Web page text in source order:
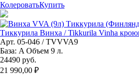
КолероватьКупить
Тиккурила Винха / Tikkurila Vinha
Арт. 05-046 / TVVVA9
База: A Объем 9 л.
24490 руб.
21 990,00 ₽